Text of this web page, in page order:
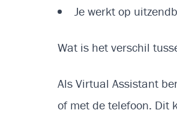
Je werkt op
Wat is het verschil
Als Virtual Assistant
of met de telefoon. Dit